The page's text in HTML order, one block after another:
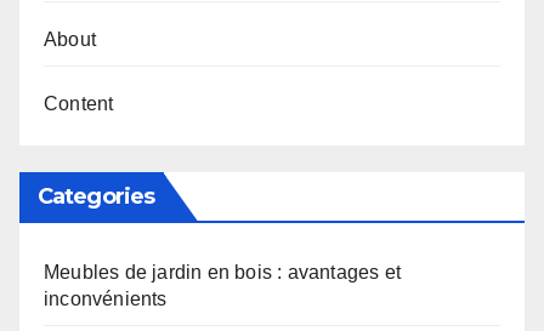
About
Content
Categories
Meubles de jardin en bois : avantages et
inconvénients